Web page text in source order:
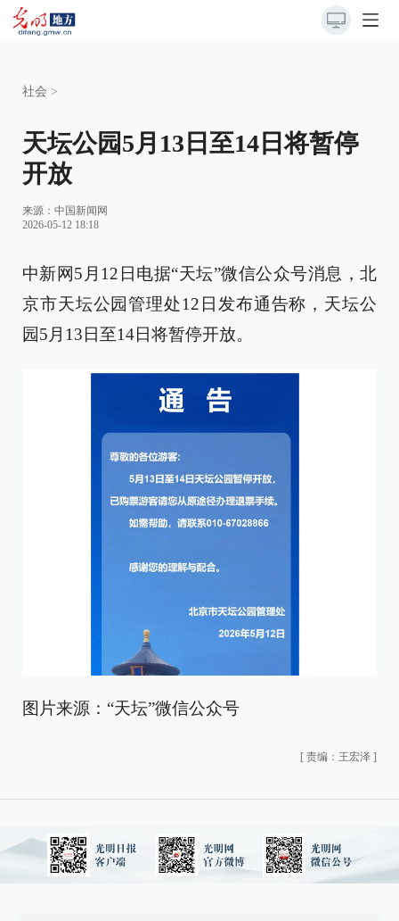
社会 >
天坛公园5月13日至14日将暂停
开放
来源： 中国新闻网
2026-05-12 18:18
中新网5月12日电据“天坛”微信公众号消息，北
京市天坛公园管理处12日发布通告称，天坛公
园5月13日至14日将暂停开放。
图片来源：“天坛”微信公众号
[ 责编：王宏泽 ]